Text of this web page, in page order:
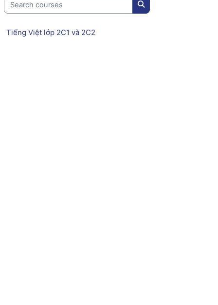
Search courses
Tiếng Việt lớp 2C1 và 2C2